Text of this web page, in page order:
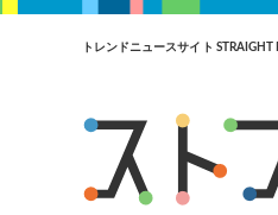
トレンドニュースサイト STRAIGHT